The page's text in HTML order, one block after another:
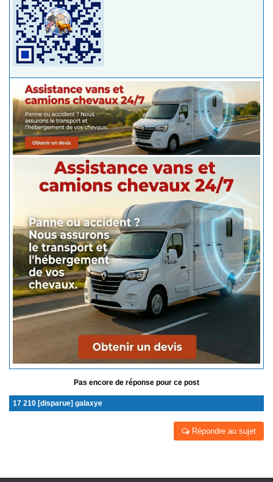
Pas encore de réponse pour ce post
17 210 [disparue] galaxye
Répondre au sujet